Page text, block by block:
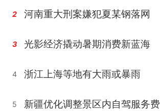
2 河南重大刑案嫌犯夏某钢落网
3 光影经济撬动暑期消费新蓝海
4 浙江上海等地有大雨或暴雨
5 新疆优化调整景区内自驾服务费